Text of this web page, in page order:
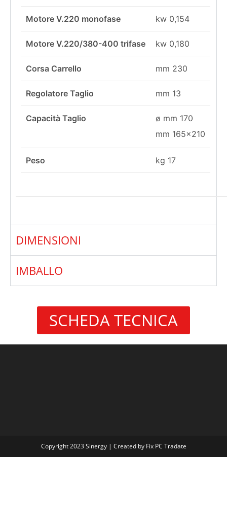
Motore V.220 monofase kw 0,154
Motore V.220/380-400 trifase kw 0,180
Corsa Carrello mm 230
Regolatore Taglio mm 13
Capacità Taglio
ø mm 170
mm 165×210
Peso kg 17
DIMENSIONI
IMBALLO
SCHEDA TECNICA
Copyright 2023 Sinergy | Created by Fix PC Tradate